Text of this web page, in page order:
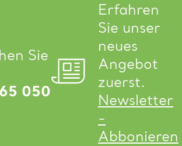
Sie
050
Erfahren
Sie unser
neues
Angebot
zuerst.
Newsletter
-
Abbonieren